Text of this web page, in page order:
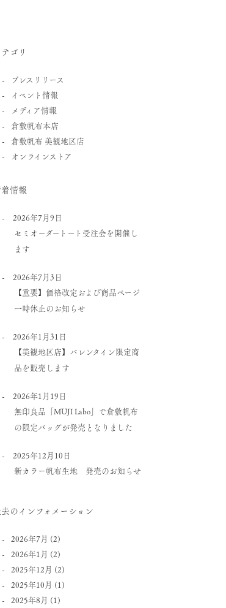
ゴリ
プレスリリース
イベント情報
メディア情報
倉敷帆布本店
倉敷帆布 美観地区店
オンラインストア
情報
2026年7月9日
セミオーダートート受注会を開催し
ます
2026年7月3日
【重要】価格改定および商品ページ
一時休止のお知らせ
2026年1月31日
【美観地区店】バレンタイン限定商
品を販売します
2026年1月19日
無印良品「MUJI Labo」で倉敷帆布
の限定バッグが発売となりました
2025年12月10日
新カラー帆布生地 発売のお知らせ
のインフォメーション
2026年7月 (2)
2026年1月 (2)
2025年12月 (2)
2025年10月 (1)
2025年8月 (1)